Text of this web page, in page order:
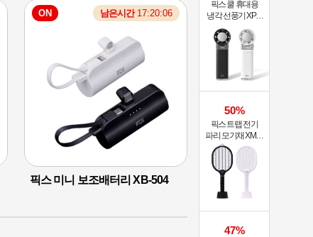
ON 남은시간 17:20:05
%39,800
11,800 원
픽스 미니 보조배터리 XB-504
판매대기
%
너츠 블루투스 이어
T90
픽스 쿨 휴대용
냉각 선풍기 XPF-
50%
픽스 트랩 전기
파리 모기채 XMR-
301
47%